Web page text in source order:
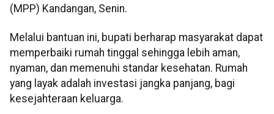
(MPP) Kandangan, Senin.
Melalui bantuan ini, bupati berharap masyarakat dapat
memperbaiki rumah tinggal sehingga lebih aman,
nyaman, dan memenuhi standar kesehatan. Rumah
yang layak adalah investasi jangka panjang, bagi
kesejahteraan keluarga.